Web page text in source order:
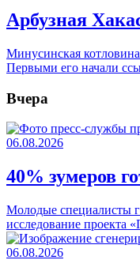
Арбузная
Минусинская
Первыми его начали
Вчера
06.08.2026
40% зумеров
Молодые специалисты
исследование проекта
06.08.2026